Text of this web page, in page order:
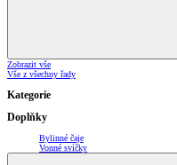
Zobrazit vše
Vše z všechny řady
Kategorie
Doplňky
Bylinné čaje
Vonné svíčky